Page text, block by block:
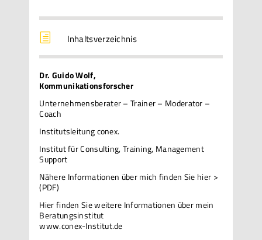
h Inhaltsverzeichnis
Dr. Guido Wolf,
Kommunikationsforscher
Unternehmensberater – Trainer – Moderator –
Coach
Institutsleitung conex.
Institut für Consulting, Training, Management
Support
Nähere Informationen über mich finden Sie hier >
(PDF)
Hier finden Sie weitere Informationen über mein
Beratungsinstitut
www.conex-Institut.de